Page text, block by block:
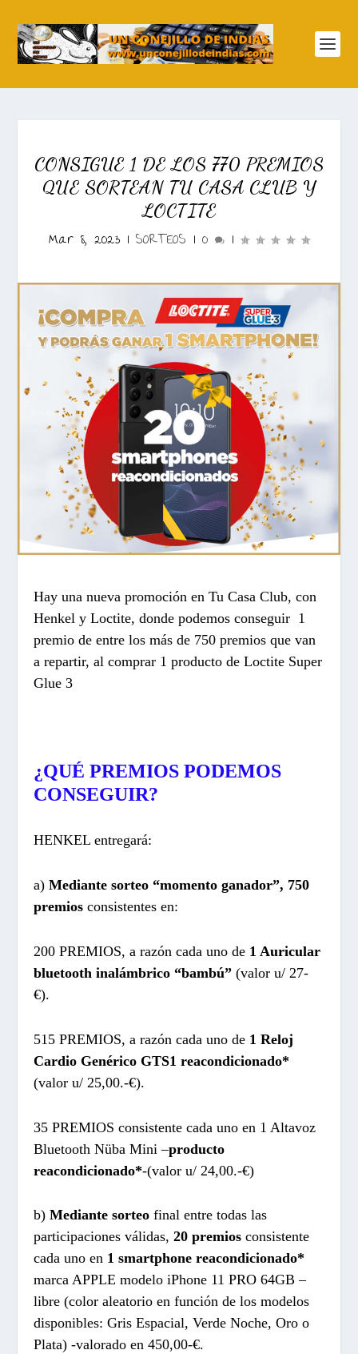
CONSIGUE 1 DE LOS 770 PREMIOS
QUE SORTEAN TU CASA CLUB Y
LOCTITE
Mar 8, 2023 | SORTEOS | 0 |
Hay una nueva promoción en Tu Casa Club, con
Henkel y Loctite, donde podemos conseguir 1
premio de entre los más de 750 premios que van
a repartir, al comprar 1 producto de Loctite Super
Glue 3
¿QUÉ PREMIOS PODEMOS
CONSEGUIR?
HENKEL entregará:
a)Mediante sorteo “momento ganador”, 750
premiosconsistentes en:
200 PREMIOS, a razón cada uno de 1 Auricular
bluetooth inalámbrico “bambú” (valor u/ 27-
€).
515 PREMIOS, a razón cada uno de 1 Reloj
Cardio Genérico GTS1 reacondicionado*
(valor u/ 25,00.-€).
35 PREMIOS consistente cada uno en 1 Altavoz
Bluetooth Nüba Mini –producto
reacondicionado*-(valor u/ 24,00.-€)
b)Mediante sorteo final entre todas las
participaciones válidas,20 premios consistente
cada uno en 1 smartphone reacondicionado*
marca APPLE modelo iPhone 11 PRO 64GB –
libre (color aleatorio en función de los modelos
disponibles: Gris Espacial, Verde Noche, Oro o
Plata) -valorado en 450,00-€.